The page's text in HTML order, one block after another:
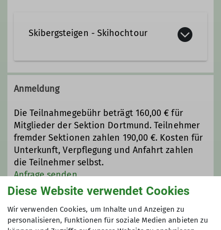
Qualifikationen
Ämter
Leiter Skibergsteigen
Referent Wege
Skibergsteigen - Skihochtour
Im Gegensatz zum Pisten-Skifahren
bzw. dem alpinen Skilauf steigen wir
mit Fellen an den Skiern, oder dem
Snowboard auf und bewegen uns bei
guten Bedingungen fast
ausschließlich im pistenlosen Gebirge.
Dabei kann es aufgrund der immer
wärmer werdenden Winter passieren,
dass man im unteren Bereich der Tour
keinen Schnee mehr vorfindet und
dieser Bereich mit den Skiern am
Rucksack überbrückt wird.
Anmeldung
Die Teilnahmegebühr beträgt 160,00 € für
Mitglieder der Sektion Dortmund. Teilnehmer
fremder Sektionen zahlen 190,00 €. Kosten für
Unterkunft, Verpflegung und Anfahrt zahlen
die Teilnehmer selbst.
Anfrage senden
Maximale Teilnehmeranzahl
Diese Website verwendet Cookies
Wir verwenden Cookies, um Inhalte und Anzeigen zu
personalisieren, Funktionen für soziale Medien anbieten zu